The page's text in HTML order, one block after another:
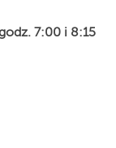
7:00 i 8:15